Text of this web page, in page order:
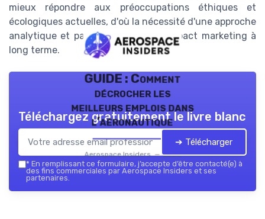
mieux répondre aux préoccupations éthiques et
écologiques actuelles, d'où la nécessité d'une approche
analytique et passionnée pour un impact marketing à
long terme.
GUIDE : Comment
décrocher les
meilleurs emplois dans
l’aéronautique
Aerospace Insiders — 2026
Téléchargez gratuitement le livre blanc
➔ Télécharger
* En remplissant ce formulaire, j’accepte d’être contacté(e) à
des fins commerciales par Aerospace Insiders et ses
partenaires.